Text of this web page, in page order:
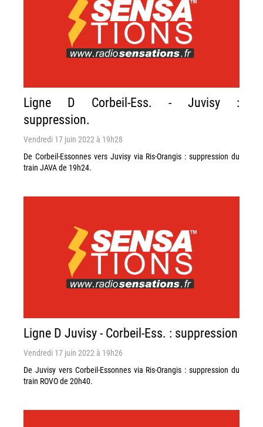
Ligne D Corbeil-Ess. - Juvisy :
suppression.
Vendredi 17 juin 2022 à 19h28
De Corbeil-Essonnes vers Juvisy via Ris-Orangis : suppression du
train JAVA de 19h24.
Ligne D Juvisy - Corbeil-Ess. : suppression
Vendredi 17 juin 2022 à 19h26
De Juvisy vers Corbeil-Essonnes via Ris-Orangis : suppression du
train ROVO de 20h40.